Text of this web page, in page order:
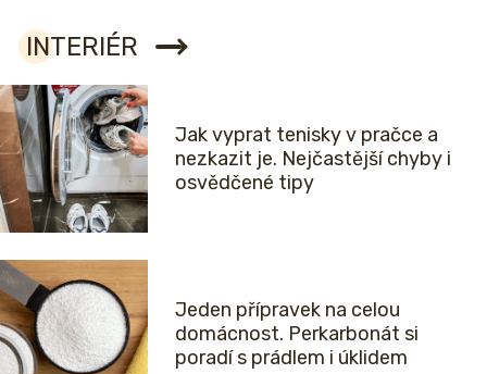
INTERIÉR
Jak vyprat tenisky v pračce a
nezkazit je. Nejčastější chyby i
osvědčené tipy
Jeden přípravek na celou
domácnost. Perkarbonát si
poradí s prádlem i úklidem